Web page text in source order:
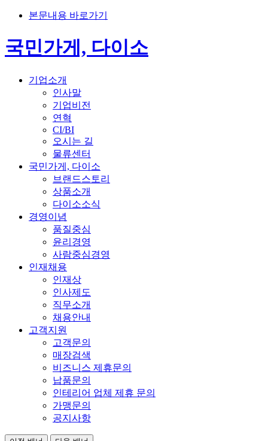
본문내용 바로가기
국민가게, 다이소
기업소개
인사말
기업비전
연혁
CI/BI
오시는 길
물류센터
국민가게, 다이소
브랜드스토리
상품소개
다이소소식
경영이념
품질중심
윤리경영
사람중심경영
인재채용
인재상
인사제도
직무소개
채용안내
고객지원
고객문의
매장검색
비즈니스 제휴문의
납품문의
인테리어 업체 제휴 문의
가맹문의
공지사항